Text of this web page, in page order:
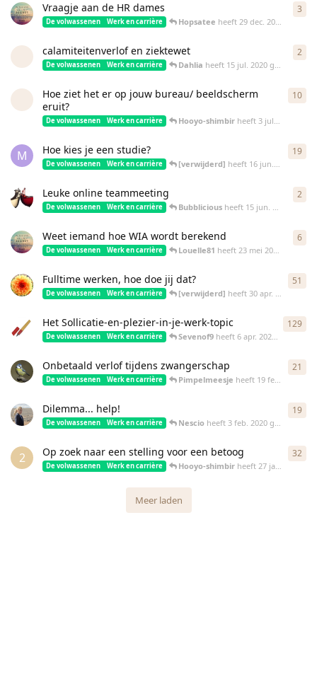
Vraagje aan de HR dames
De volwassenen Werk en carrière Hopsatee heeft 29 dec. 2020
3
calamiteitenverlof en ziektewet
De volwassenen Werk en carrière Dahlia heeft 15 jul. 2020gereageerd
2
Hoe ziet het er op jouw bureau/ beeldscherm
eruit?
De volwassenen Werk en carrière Hooyo-shimbirheeft 3 jul. 2020
10
M Hoe kies je een studie?
De volwassenen Werk en carrière [verwijderd] heeft 16 jun. 2020
19
Leuke online teammeeting
De volwassenen Werk en carrière Bubbliciousheeft 15 jun. 2020
2
Weet iemand hoe WIA wordt berekend
De volwassenen Werk en carrière Louelle81 heeft 23 mei 2020
6
Fulltime werken, hoe doe jij dat?
De volwassenen Werk en carrière [verwijderd] heeft 30 apr. 2020
51
Het Sollicatie-en-plezier-in-je-werk-topic
De volwassenen Werk en carrière Sevenof9heeft 6 apr. 2020
129
Onbetaald verlof tijdens zwangerschap
De volwassenen Werk en carrière Pimpelmeesje heeft 19 feb. 2020
21
Dilemma... help!
De volwassenen Werk en carrière Nescio heeft 3 feb. 2020gereageerd
19
2 Op zoek naar een stelling voor een betoog
De volwassenen Werk en carrière Hooyo-shimbirheeft 27 jan. 2020
32
Meer laden